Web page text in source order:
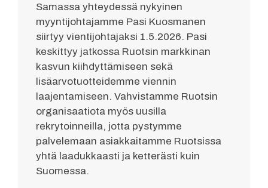
Samassa yhteydessä nykyinen
myyntijohtajamme Pasi Kuosmanen
siirtyy vientijohtajaksi 1.5.2026. Pasi
keskittyy jatkossa Ruotsin markkinan
kasvun kiihdyttämiseen sekä
lisäarvotuotteidemme viennin
laajentamiseen. Vahvistamme Ruotsin
organisaatiota myös uusilla
rekrytoinneilla, jotta pystymme
palvelemaan asiakkaitamme Ruotsissa
yhtä laadukkaasti ja ketterästi kuin
Suomessa.